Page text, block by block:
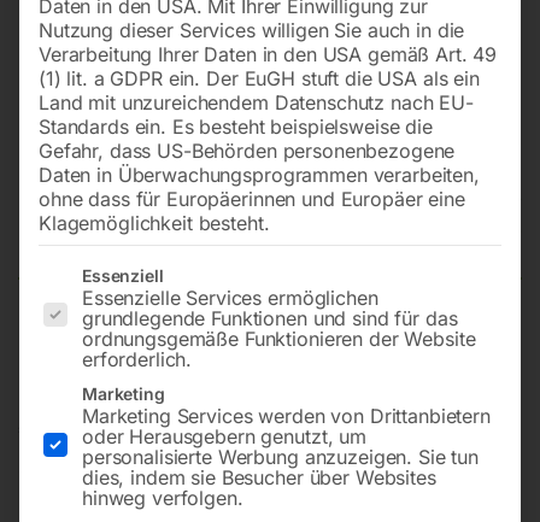
Passfeder 3x3x20mm zu Keilnut
für Vorschubrolle
zu ETP 220/222/225/230
3,60
inkl. MwSt. zzgl.Versandkosten
Lieferzeit:ca. 2 - 3 Tage
Daten in den USA. Mit Ihrer Einwilligung zur
Nutzung dieser Services willigen Sie auch in die
Verarbeitung Ihrer Daten in den USA gemäß Art. 49
(1) lit. a GDPR ein. Der EuGH stuft die USA als ein
Land mit unzureichendem Datenschutz nach EU-
Standards ein. Es besteht beispielsweise die
Gefahr, dass US-Behörden personenbezogene
Daten in Überwachungsprogrammen verarbeiten,
ohne dass für Europäerinnen und Europäer eine
Klagemöglichkeit besteht.
Es folgt eine Liste der Service-Gruppen, für die eine
Essenziell
Essenzielle Services ermöglichen
grundlegende Funktionen und sind für das
ordnungsgemäße Funktionieren der Website
erforderlich.
Marketing
Marketing Services werden von Drittanbietern
oder Herausgebern genutzt, um
personalisierte Werbung anzuzeigen. Sie tun
dies, indem sie Besucher über Websites
hinweg verfolgen.